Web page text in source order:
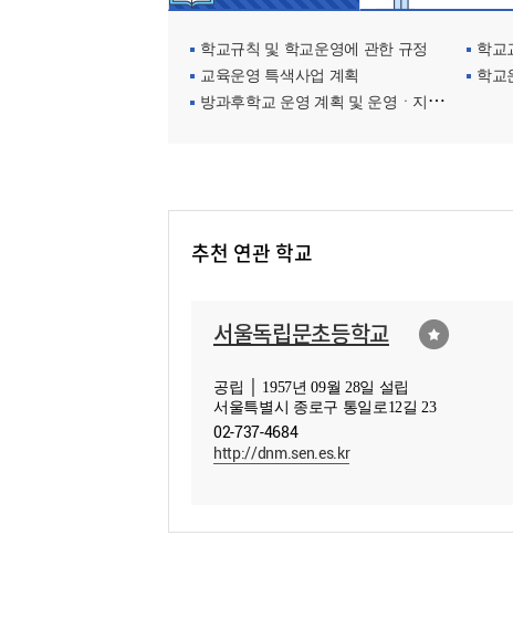
학교규칙 및 학교운영에 관한 규정 학교
교육운영 특색사업 계획
학교
방과후학교 운영 계획 및 운영ㆍ지원현황
추천 연관 학교
서울독립문초등학교
공립 │ 1957년 09월 28일 설립
서울특별시 종로구 통일로12길 23
02-737-4684
http://dnm.sen.es.kr